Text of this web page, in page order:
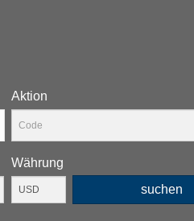
Aktion
Währung
suchen